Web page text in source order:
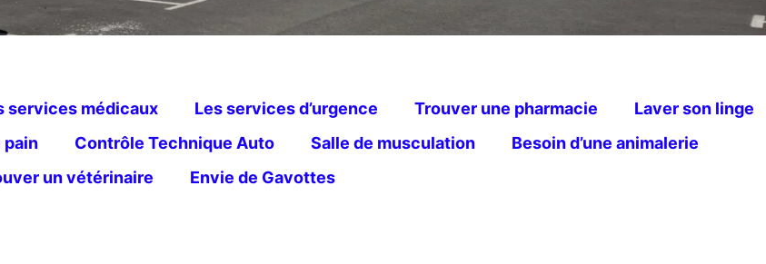
services médicaux Les services d’urgence Trouver une pharmacie
Laver son linge
pain Contrôle Technique Auto Salle de musculation
Besoin d’une animalerie
un vétérinaire
Envie de Gavottes